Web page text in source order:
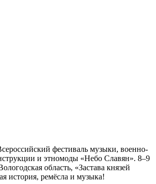
фестиваль музыки, военно-
и этномоды «Небо Славян». 8–9
область, «Застава князей
история, ремёсла и музыка!